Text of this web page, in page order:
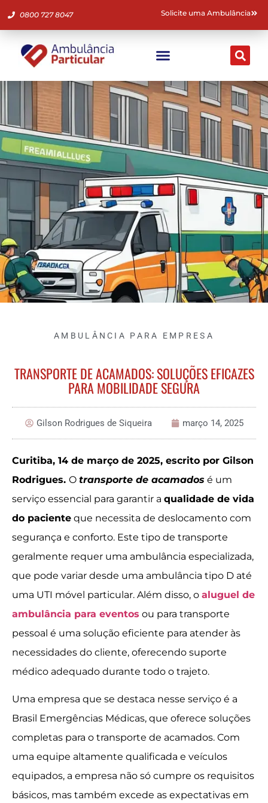
0800 727 8047 Solicite uma Ambulância
AMBULÂNCIA PARA EMPRESA
TRANSPORTE DE ACAMADOS: SOLUÇÕES EFICAZES
PARA MOBILIDADE SEGURA
Gilson Rodrigues de Siqueira março 14, 2025
Curitiba, 14 de março de 2025, escrito por Gilson
Rodrigues. O transporte de acamados é um
serviço essencial para garantir a qualidade de vida
do paciente que necessita de deslocamento com
segurança e conforto. Este tipo de transporte
geralmente requer uma ambulância especializada,
que pode variar desde uma ambulância tipo D até
uma UTI móvel particular. Além disso, o aluguel de
ambulância para eventos ou para transporte
pessoal é uma solução eficiente para atender às
necessidades do cliente, oferecendo suporte
médico adequado durante todo o trajeto.
Uma empresa que se destaca nesse serviço é a
Brasil Emergências Médicas, que oferece soluções
completas para o transporte de acamados. Com
uma equipe altamente qualificada e veículos
equipados, a empresa não só cumpre os requisitos
básicos, mas também excede as expectativas em